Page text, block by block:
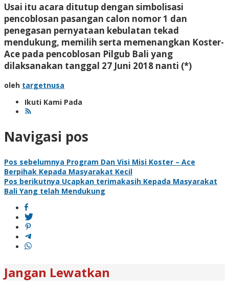
Usai itu acara ditutup dengan simbolisasi
pencoblosan pasangan calon nomor 1 dan
penegasan pernyataan kebulatan tekad
mendukung, memilih serta memenangkan Koster-
Ace pada pencoblosan Pilgub Bali yang
dilaksanakan tanggal 27 Juni 2018 nanti (*)
oleh targetnusa
Ikuti Kami Pada
Navigasi pos
Pos sebelumnya Program Dan Visi Misi Koster – Ace
Berpihak Kepada Masyarakat Kecil
Pos berikutnya Ucapkan terimakasih Kepada Masyarakat
Bali Yang telah Mendukung
Jangan Lewatkan